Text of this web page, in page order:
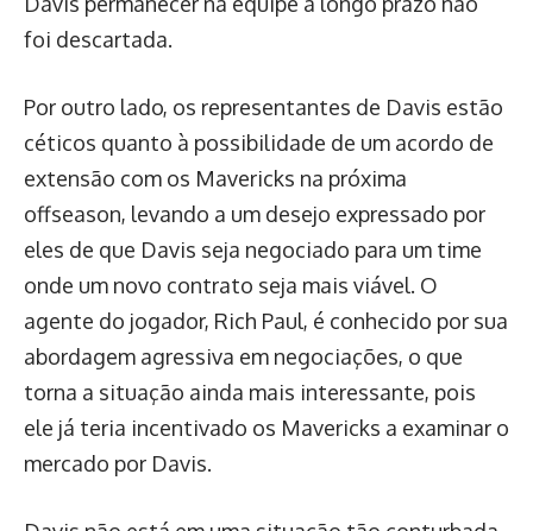
foi descartada.
Por outro lado, os representantes de Davis estão
céticos quanto à possibilidade de um acordo de
extensão com os Mavericks na próxima
offseason, levando a um desejo expressado por
eles de que Davis seja negociado para um time
onde um novo contrato seja mais viável. O
agente do jogador, Rich Paul, é conhecido por sua
abordagem agressiva em negociações, o que
torna a situação ainda mais interessante, pois
ele já teria incentivado os Mavericks a examinar o
mercado por Davis.